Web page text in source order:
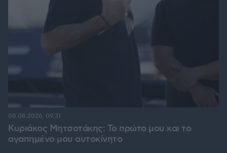
Κυριάκος Μητσοτάκης: Το πρώτο μου και το
αγαπημένο μου αυτοκίνητο
08.08.2026, 09:31